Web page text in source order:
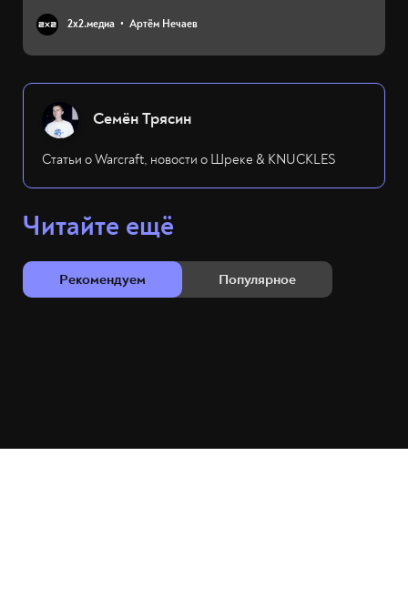
2х2.медиа Артём Нечаев
Семён Трясин
Статьи о Warcraft, новости о Шреке & KNUCKLES
Читайте ещё
Рекомендуем Популярное